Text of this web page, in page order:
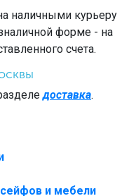
наличными курьеру
форме - на
счета.
доставка.
и мебели